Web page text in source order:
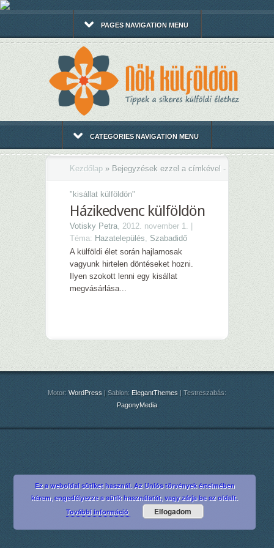
PAGES NAVIGATION MENU
CATEGORIES NAVIGATION MENU
Kezdőlap » Bejegyzések ezzel a címkével -
" kisállat külföldön"
Házikedvenc külföldön
Votisky Petra, 2012. november 1. |
Téma: Hazatelepülés, Szabadidő
A külföldi élet során hajlamosak
vagyunk hirtelen döntéseket hozni.
Ilyen szokott lenni egy kisállat
megvásárlása...
Motor: WordPress | Sablon: ElegantThemes | Testreszabás:
PagonyMedia
Ez a weboldal sütiket használ. Az Uniós törvények értelmében
kérem, engedélyezze a sütik használatát, vagy zárja be az oldalt.
További információ
Elfogadom